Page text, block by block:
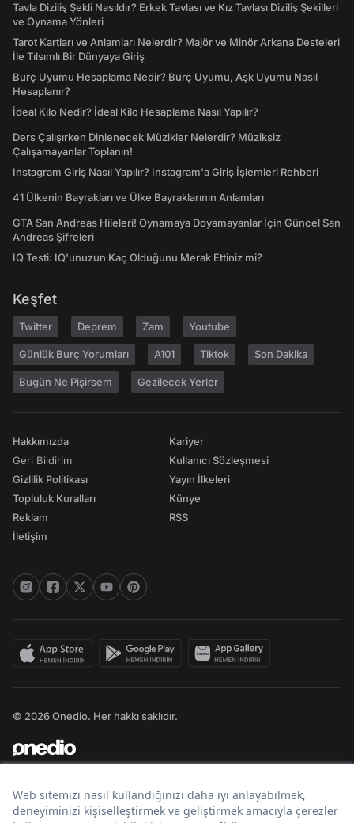
Tavla Diziliş Şekli Nasıldır? Erkek Tavlası ve Kız Tavlası Diziliş Şekilleri
ve Oynama Yönleri
Tarot Kartları ve Anlamları Nelerdir? Majör ve Minör Arkana Desteleri
İle Tılsımlı Bir Dünyaya Giriş
Burç Uyumu Hesaplama Nedir? Burç Uyumu, Aşk Uyumu Nasıl
Hesaplanır?
İdeal Kilo Nedir? İdeal Kilo Hesaplama Nasıl Yapılır?
Ders Çalışırken Dinlenecek Müzikler Nelerdir? Müziksiz
Çalışamayanlar Toplanın!
Instagram Giriş Nasıl Yapılır? Instagram'a Giriş İşlemleri Rehberi
41 Ülkenin Bayrakları ve Ülke Bayraklarının Anlamları
GTA San Andreas Hileleri! Oynamaya Doyamayanlar İçin Güncel San
Andreas Şifreleri
IQ Testi: IQ'unuzun Kaç Olduğunu Merak Ettiniz mi?
Keşfet
Twitter Deprem Zam Youtube
Günlük Burç Yorumları A101 Tiktok Son Dakika
Bugün Ne Pişirsem Gezilecek Yerler
Hakkımızda
Geri Bildirim
Gizlilik Politikası
Topluluk Kuralları
Reklam
İletişim
Kariyer
Kullanıcı Sözleşmesi
Yayın İlkeleri
Künye
RSS
© 2026 Onedio. Her hakkı saklıdır.
Bir markasıdır.